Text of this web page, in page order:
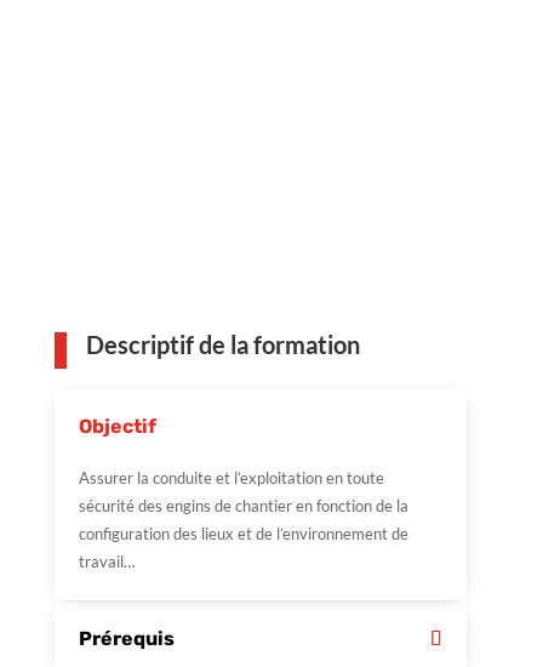
Descriptif de la formation
Objectif
Assurer la conduite et l’exploitation en toute
sécurité des engins de chantier en fonction de la
configuration des lieux et de l’environnement de
travail…
Prérequis